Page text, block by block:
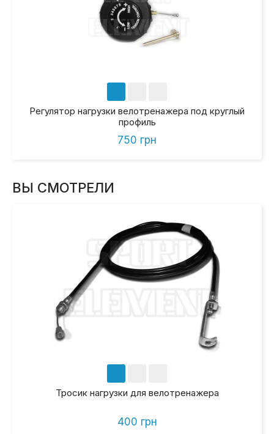
Регулятор нагрузки велотренажера под круглый
профиль
750 грн
ВЫ СМОТРЕЛИ
Тросик нагрузки для велотренажера
400 грн